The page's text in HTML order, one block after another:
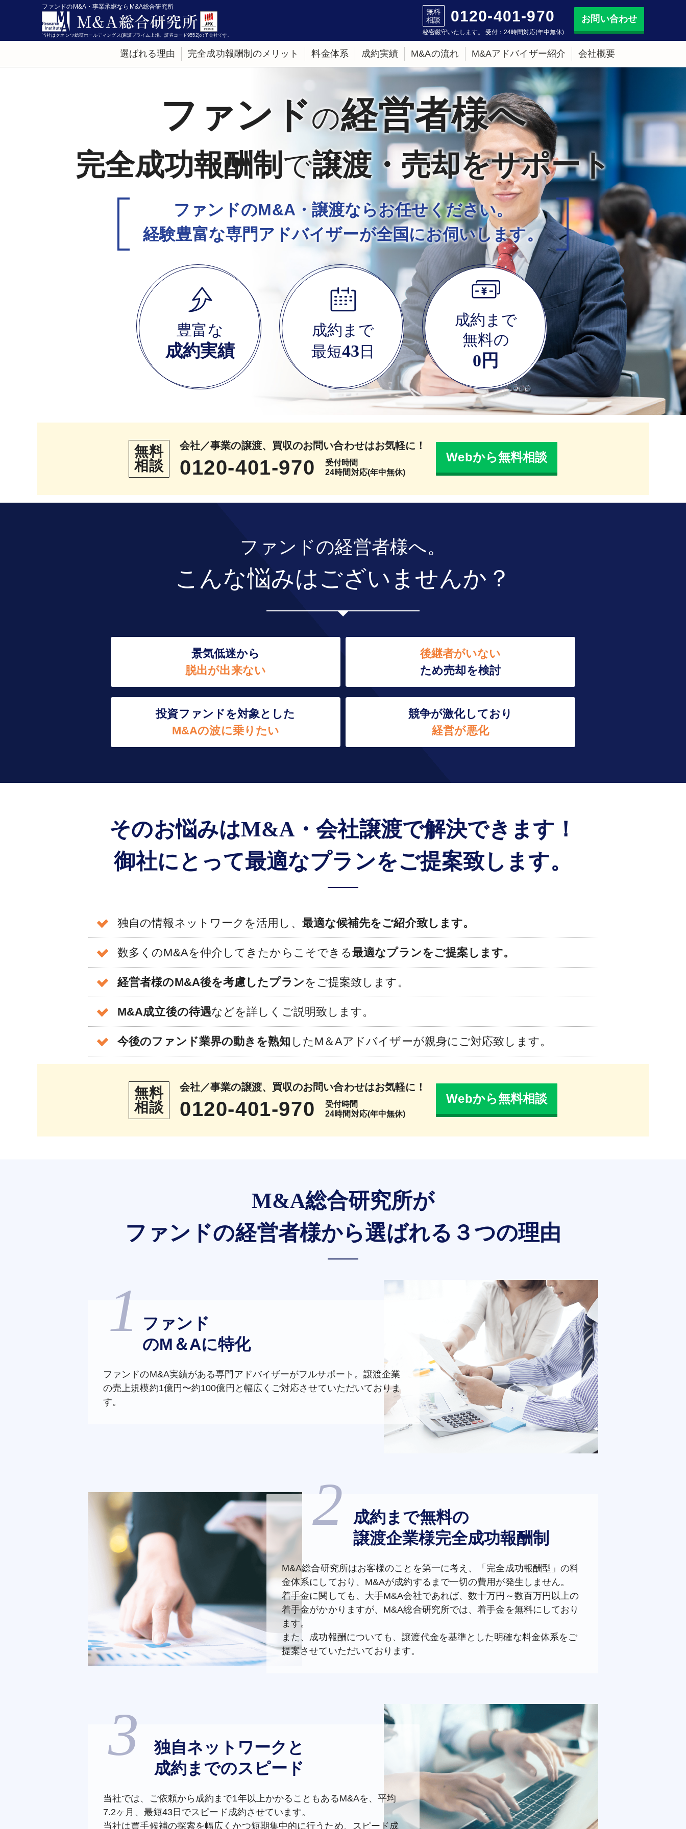
ファンドのM&A・事業承継ならM&A総合研究所
当社はクオンツ総研ホールディングス(東証プライム上場、証券コード9552)の子会社です。
無料
相談
0120-401-970
秘密厳守いたします。 受付：24時間対応(年中無休)
お問い合わせ
選ばれる理由 完全成功報酬制のメリット 料金体系 成約実績 M&Aの流れ M&Aアドバイザー紹介 会社概要
ファンドの経営者様へ
完全成功報酬制 で譲渡・売却をサポート
ファンドのM&A・譲渡ならお任せください。
経験豊富な専門アドバイザーが全国にお伺いします。
豊富な
成約実績
成約まで
最短43日
成約まで
無料の
0円
無料
相談
会社／事業の譲渡、買収のお問い合わせはお気軽に！
0120-401-970
受付時間
24時間対応(年中無休)
Webから無料相談
ファンドの経営者様へ。
こんな悩みはございませんか？
景気低迷から
脱出が出来ない
後継者がいない
ため売却を検討
投資ファンドを対象とした
M&Aの波に乗りたい
競争が激化しており
経営が悪化
そのお悩みはM&A・会社譲渡で解決できます！
御社にとって最適なプランをご提案致します。
独自の情報ネットワークを活用し、 最適な候補先をご紹介致します。
数多くのM&Aを仲介してきたからこそできる最適なプランをご提案します。
経営者様のM&A後を考慮したプランをご提案致します。
M&A成立後の待遇などを詳しくご説明致します。
今後のファンド業界の動きを熟知 したM＆Aアドバイザーが親身にご対応致します。
無料
相談
会社／事業の譲渡、買収のお問い合わせはお気軽に！
0120-401-970
受付時間
24時間対応(年中無休)
Webから無料相談
M&A総合研究所が
ファンドの経営者様から選ばれる３つの理由
ファンド
のM＆Aに特化
ファンドのM&A実績がある専門アドバイザーがフルサポート。譲渡企業
の売上規模約1億円〜約100億円と幅広くご対応させていただいておりま
す。
成約まで無料の
譲渡企業様完全成功報酬制
M&A総合研究所はお客様のことを第一に考え、「完全成功報酬型」の料
金体系にしており、M&Aが成約するまで一切の費用が発生しません。
着手金に関しても、大手M&A会社であれば、数十万円～数百万円以上の
着手金がかかりますが、M&A総合研究所では、着手金を無料にしており
ます。
また、成功報酬についても、譲渡代金を基準とした明確な料金体系をご
提案させていただいております。
独自ネットワークと
成約までのスピード
当社では、ご依頼から成約まで1年以上かかることもあるM&Aを、平均
7.2ヶ月、最短43日でスピード成約させています。
当社は買手候補の探索を幅広くかつ短期集中的に行うため、スピード成